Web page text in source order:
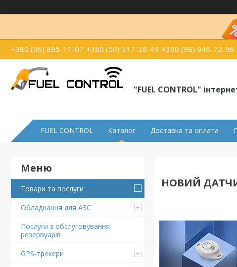
+380 (96) 895-17-07 +380 (50) 317-38-49 +380 (98) 946-72-96
"FUEL CONTROL"
FUEL CONTROL Каталог Доставка та оплата
Товари та послуги
Обладнання для АЗС
Послуги з обслуговування
резервуарів
GPS-трекери
НОВИЙ